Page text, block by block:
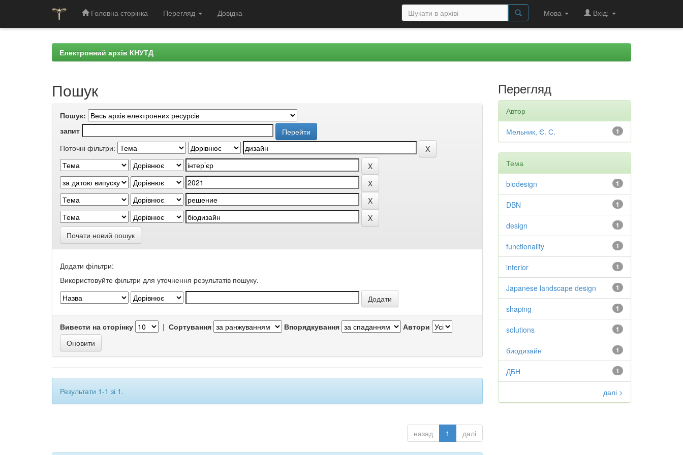
Головна сторінка Перегляд Довідка Мова Вхід:
Електронний архів КНУТД
Пошук
Пошук:
запит
Поточні фільтри:
Почати новий пошук
Додати фільтри:
Використовуйте фільтри для уточнення результатів пошуку.
Вивести на сторінку | Сортування Впорядкування Автори
Результати 1-1 зі 1.
назад 1 далі
Перегляд
Автор
1
Мельник, Є. С.
Тема
1
biodesign
1
DBN
1
design
1
functionality
1
interior
1
Japanese landscape design
1
shaping
1
solutions
1
биодизайн
1
ДБН
далі >